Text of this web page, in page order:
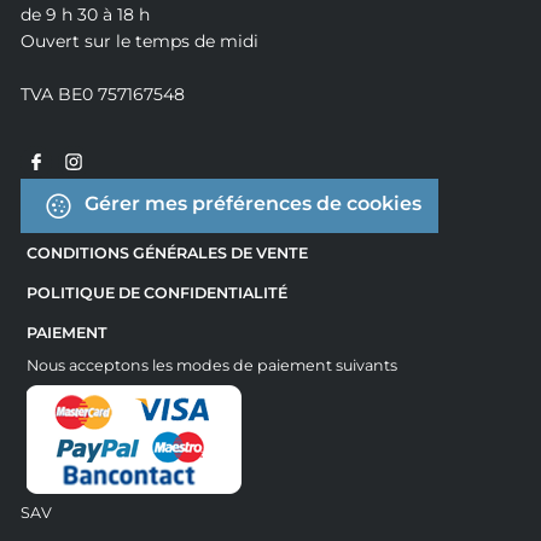
de 9 h 30 à 18 h
Ouvert sur le temps de midi
TVA BE0 757167548
Gérer mes préférences de cookies
CONDITIONS GÉNÉRALES DE VENTE
POLITIQUE DE CONFIDENTIALITÉ
PAIEMENT
Nous acceptons les modes de paiement suivants
SAV